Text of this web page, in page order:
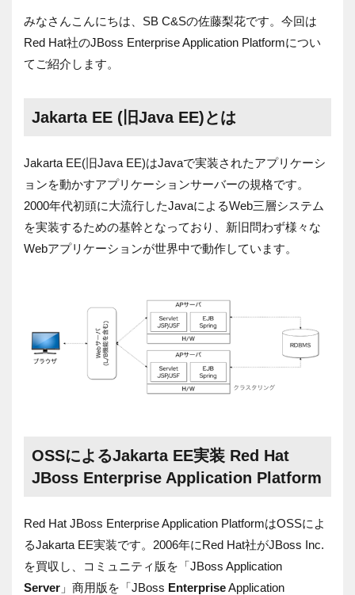
みなさんこんにちは、SB C&Sの佐藤梨花です。今回は
Red Hat社のJBoss Enterprise Application Platformについ
てご紹介します。
Jakarta EE (旧Java EE)とは
Jakarta EE(旧Java EE)はJavaで実装されたアプリケーシ
ョンを動かすアプリケーションサーバーの規格です。
2000年代初頭に大流行したJavaによるWeb三層システム
を実装するための基幹となっており、新旧問わず様々な
Webアプリケーションが世界中で動作しています。
OSSによるJakarta EE実装 Red Hat
JBoss Enterprise Application Platform
Red Hat JBoss Enterprise Application PlatformはOSSによ
るJakarta EE実装です。2006年にRed Hat社がJBoss Inc.
を買収し、コミュニティ版を「JBoss Application
Server 」商用版を「JBoss EnterpriseApplication